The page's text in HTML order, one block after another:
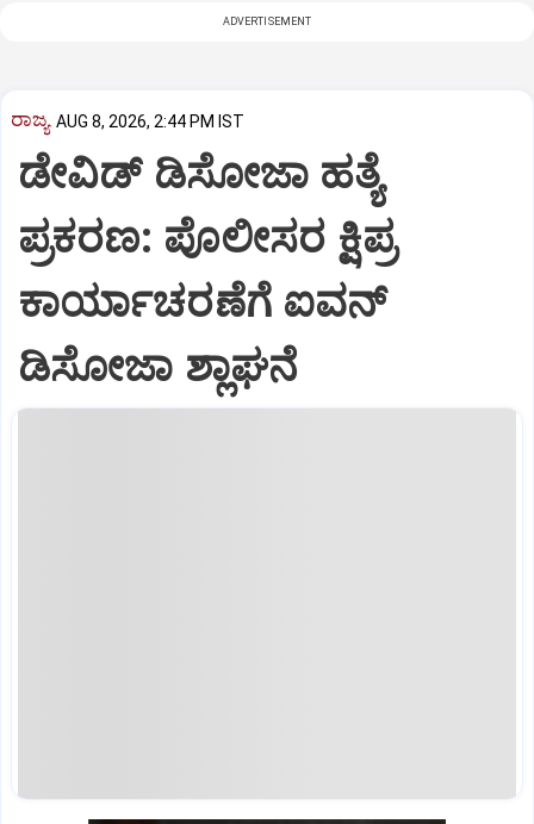
ADVERTISEMENT
ರಾಜ್ಯ AUG 8, 2026, 2:44 PM IST
ಡೇವಿಡ್ ಡಿಸೋಜಾ ಹತ್ಯೆ
ಪ್ರಕರಣ: ಪೊಲೀಸರ ಕ್ಷಿಪ್ರ
ಕಾರ್ಯಾಚರಣೆಗೆ ಐವನ್
ಡಿಸೋಜಾ ಶ್ಲಾಘನೆ